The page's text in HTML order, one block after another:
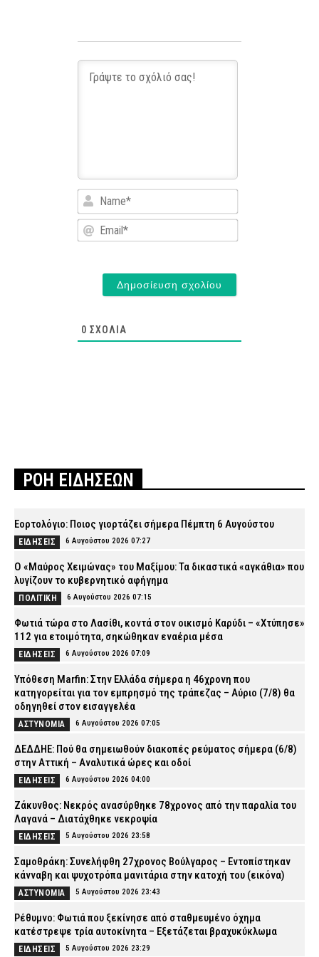
Name*
Email*
0 ΣΧΌΛΙΑ
ΡΟΗ ΕΙΔΗΣΕΩΝ
Εορτολόγιο: Ποιος γιορτάζει σήμερα Πέμπτη 6 Αυγούστου
ΕΙΔΗΣΕΙΣ 6 Αυγούστου 2026 07:27
Ο «Μαύρος Χειμώνας» του Μαξίμου: Τα δικαστικά «αγκάθια» που
λυγίζουν το κυβερνητικό αφήγημα
ΠΟΛΙΤΙΚΗ 6 Αυγούστου 2026 07:15
Φωτιά τώρα στο Λασίθι, κοντά στον οικισμό Καρύδι – «Χτύπησε»
112 για ετοιμότητα, σηκώθηκαν εναέρια μέσα
ΕΙΔΗΣΕΙΣ 6 Αυγούστου 2026 07:09
Υπόθεση Marfin: Στην Ελλάδα σήμερα η 46χρονη που
κατηγορείται για τον εμπρησμό της τράπεζας – Αύριο (7/8) θα
οδηγηθεί στον εισαγγελέα
ΑΣΤΥΝΟΜΙΑ 6 Αυγούστου 2026 07:05
ΔΕΔΔΗΕ: Πού θα σημειωθούν διακοπές ρεύματος σήμερα (6/8)
στην Αττική – Αναλυτικά ώρες και οδοί
ΕΙΔΗΣΕΙΣ 6 Αυγούστου 2026 04:00
Ζάκυνθος: Νεκρός ανασύρθηκε 78χρονος από την παραλία του
Λαγανά – Διατάχθηκε νεκροψία
ΕΙΔΗΣΕΙΣ 5 Αυγούστου 2026 23:58
Σαμοθράκη: Συνελήφθη 27χρονος Βούλγαρος – Εντοπίστηκαν
κάνναβη και ψυχοτρόπα μανιτάρια στην κατοχή του (εικόνα)
ΑΣΤΥΝΟΜΙΑ 5 Αυγούστου 2026 23:43
Ρέθυμνο: Φωτιά που ξεκίνησε από σταθμευμένο όχημα
κατέστρεψε τρία αυτοκίνητα – Εξετάζεται βραχυκύκλωμα
ΕΙΔΗΣΕΙΣ 5 Αυγούστου 2026 23:29